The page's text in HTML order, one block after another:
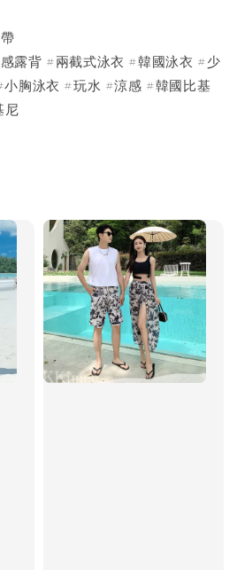
露背 #兩截式泳衣 #韓國泳衣 #少
胸泳衣 #玩水 #涼感 #韓國比基
尼